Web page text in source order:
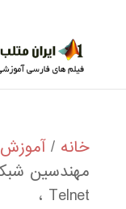
خانه /آموزش python
، Telnet